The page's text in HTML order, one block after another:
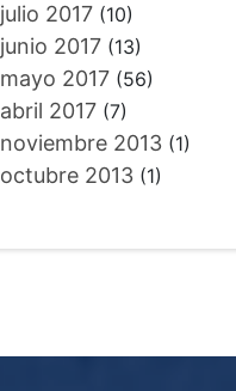
julio 2017(10)
junio 2017(13)
mayo 2017(56)
abril 2017(7)
noviembre 2013(1)
octubre 2013(1)